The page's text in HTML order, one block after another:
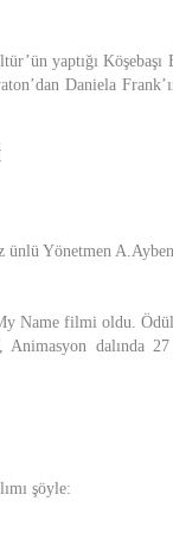
yaptığı
Daniela
ünlü Yönetmen
Name filmi oldu.
Animasyon dalında
şöyle: